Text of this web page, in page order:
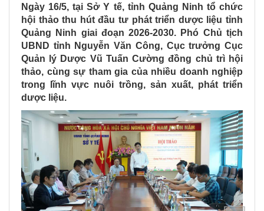
Ngày 16/5, tại Sở Y tế, tỉnh Quảng Ninh tổ chức
hội thảo thu hút đầu tư phát triển dược liệu tỉnh
Quảng Ninh giai đoạn 2026-2030. Phó Chủ tịch
UBND tỉnh Nguyễn Văn Công, Cục trưởng Cục
Quản lý Dược Vũ Tuấn Cường đồng chủ trì hội
thảo, cùng sự tham gia của nhiều doanh nghiệp
trong lĩnh vực nuôi trồng, sản xuất, phát triển
dược liệu.